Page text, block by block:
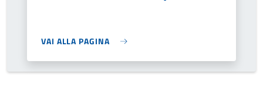
VAI ALLA PAGINA